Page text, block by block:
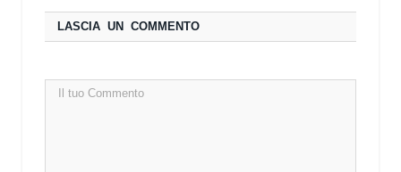
LASCIA UN COMMENTO